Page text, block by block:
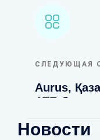
СЛЕДУЮЩАЯ
Aurus,
АТБ банк
Новости